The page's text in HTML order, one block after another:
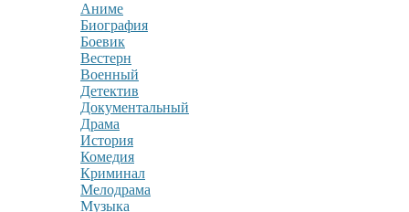
Аниме
Биография
Боевик
Вестерн
Военный
Детектив
Документальный
Драма
История
Комедия
Криминал
Мелодрама
Музыка